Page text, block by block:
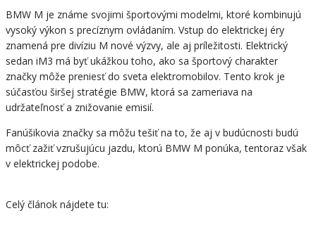
BMW M je známe svojimi športovými modelmi, ktoré kombinujú
vysoký výkon s precíznym ovládaním. Vstup do elektrickej éry
znamená pre divíziu M nové výzvy, ale aj príležitosti. Elektrický
sedan iM3 má byť ukážkou toho, ako sa športový charakter
značky môže preniesť do sveta elektromobilov. Tento krok je
súčasťou širšej stratégie BMW, ktorá sa zameriava na
udržateľnosť a znižovanie emisií.
Fanúšikovia značky sa môžu tešiť na to, že aj v budúcnosti budú
môcť zažiť vzrušujúcu jazdu, ktorú BMW M ponúka, tentoraz však
v elektrickej podobe.
Celý článok nájdete tu: